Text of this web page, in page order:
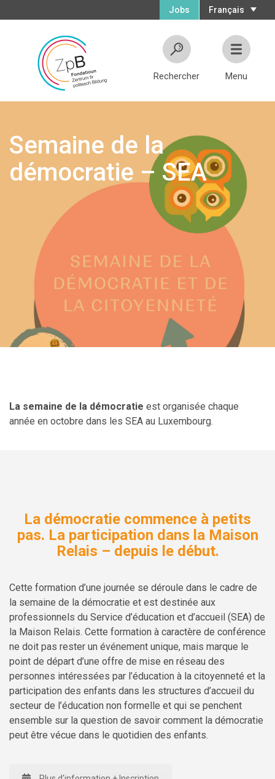
Français
Jobs
Rechercher Menu
Semaine de la
démocratie – SEA
La semaine de la démocratie est organisée chaque
année en octobre dans les SEA au Luxembourg.
La démocratie commence à petits
pas. La participation dans la Maison
Relais – depuis le début.
Cette formation d’une journée se déroule dans le cadre de
la semaine de la démocratie et est destinée aux
professionnels du Service d’éducation et d’accueil (SEA) de
la Maison Relais. Cette formation à caractère de conférence
ne doit pas rester un événement unique, mais marque le
point de départ d’une offre de mise en réseau des
personnes intéressées par l’éducation à la citoyenneté et la
participation des enfants dans les structures d’accueil du
secteur de l’éducation non formelle et qui se penchent
ensemble sur la question de savoir comment la démocratie
peut être vécue dans le quotidien des enfants.